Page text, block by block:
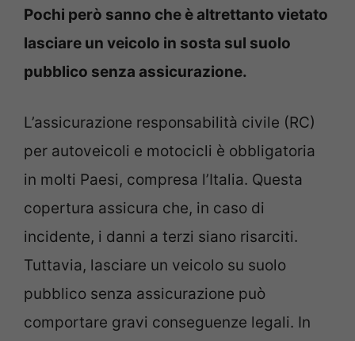
Pochi però sanno che è altrettanto vietato
lasciare un veicolo in sosta sul suolo
pubblico senza assicurazione.
L’assicurazione responsabilità civile (RC)
per autoveicoli e motocicli è obbligatoria
in molti Paesi, compresa l’Italia. Questa
copertura assicura che, in caso di
incidente, i danni a terzi siano risarciti.
Tuttavia, lasciare un veicolo su suolo
pubblico senza assicurazione può
comportare gravi conseguenze legali. In